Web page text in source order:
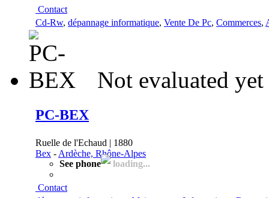
Contact
Cd-Rw, dépannage informatique, Vente De Pc, Commerces,
Not evaluated yet
PC-BEX
Ruelle de l'Echaud | 1880
Bex - Ardèche, Rhône-Alpes
See phone
loading...
Contact